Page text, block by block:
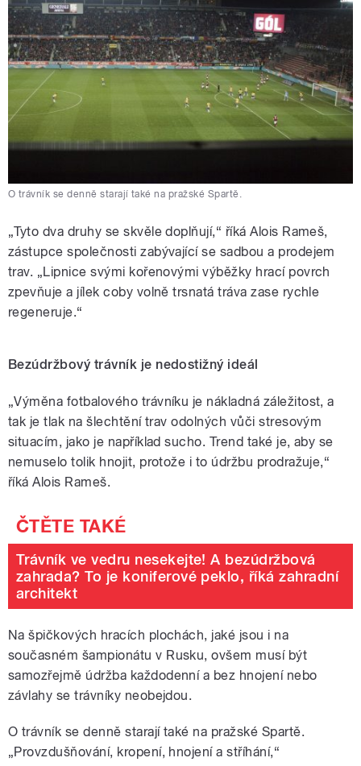
O trávník se denně starají také na pražské Spartě.
„Tyto dva druhy se skvěle doplňují,“ říká Alois Rameš,
zástupce společnosti zabývající se sadbou a prodejem
trav. „Lipnice svými kořenovými výběžky hrací povrch
zpevňuje a jílek coby volně trsnatá tráva zase rychle
regeneruje.“
Bezúdržbový trávník je nedostižný ideál
„Výměna fotbalového trávníku je nákladná záležitost, a
tak je tlak na šlechtění trav odolných vůči stresovým
situacím, jako je například sucho. Trend také je, aby se
nemuselo tolik hnojit, protože i to údržbu prodražuje,“
říká Alois Rameš.
Trávník ve vedru nesekejte! A bezúdržbová
zahrada? To je koniferové peklo, říká zahradní
architekt
Na špičkových hracích plochách, jaké jsou i na
současném šampionátu v Rusku, ovšem musí být
samozřejmě údržba každodenní a bez hnojení nebo
závlahy se trávníky neobejdou.
O trávník se denně starají také na pražské Spartě.
„Provzdušňování, kropení, hnojení a stříhání,“